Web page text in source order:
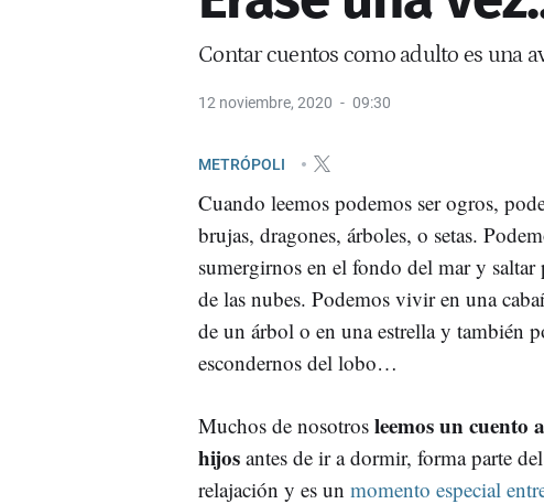
Contar cuentos como adulto es una
12 noviembre, 2020 09:30
METRÓPOLI
Cuando leemos podemos ser ogros,
brujas, dragones, árboles, o setas.
sumergirnos en el fondo del mar y saltar
de las nubes. Podemos vivir en una
de un árbol o en una estrella y también
escondernos del lobo…
Muchos de nosotros leemos un cuento
hijos antes de ir a dormir, forma parte
relajación y es un momento especial